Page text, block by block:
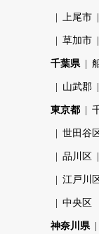
上尾市
草加市
千葉県
山武郡
東京都
世田谷
品川区
江戸川
中央区
神奈川県